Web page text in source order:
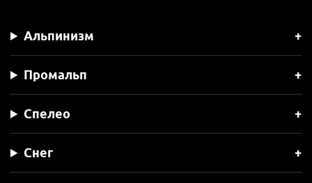
Альпинизм
Промальп
Спелео
Снег